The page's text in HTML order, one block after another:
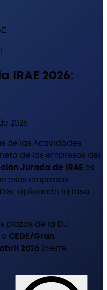
2026:
2026
de las Actividades
de las empresas del
Jurada de IRAE es
esas empresas
aplicando la tasa
plazos de la DJ
o CEDE/Gran
2026 (cierre